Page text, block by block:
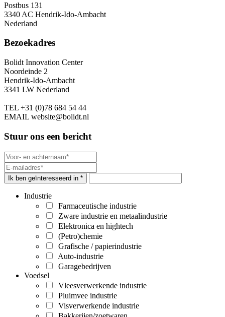
Postbus 131
3340 AC Hendrik-Ido-Ambacht
Nederland
Bezoekadres
Bolidt Innovation Center
Noordeinde 2
Hendrik-Ido-Ambacht
3341 LW Nederland
TEL +31 (0)78 684 54 44
EMAIL website@bolidt.nl
Stuur ons een bericht
Ik ben geïnteresseerd in *
Industrie
Farmaceutische industrie
Zware industrie en metaalindustrie
Elektronica en hightech
(Petro)chemie
Grafische / papierindustrie
Auto-industrie
Garagebedrijven
Voedsel
Vleesverwerkende industrie
Pluimvee industrie
Visverwerkende industrie